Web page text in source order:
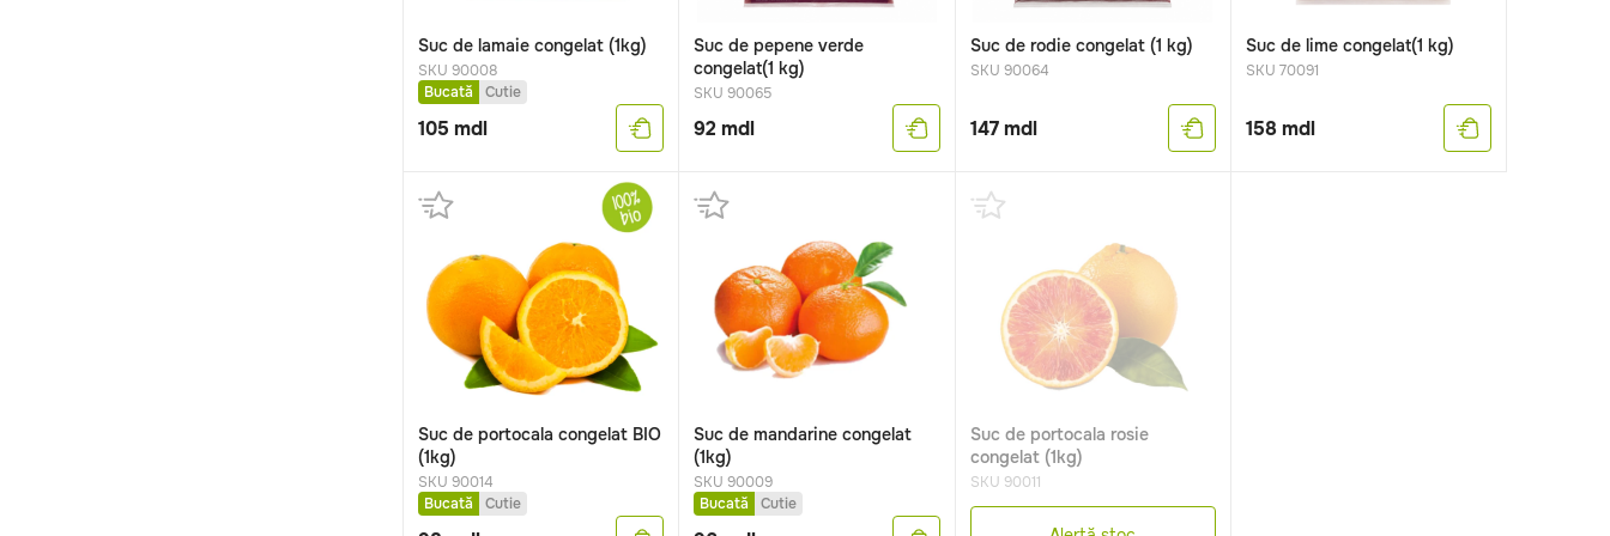
Suc de lamaie congelat (1kg)
SKU 90008
Bucată
Cutie
105 mdl
Suc de pepene verde
congelat(1 kg)
SKU 90065
92 mdl
Suc de rodie congelat (1 kg)
SKU 90064
147mdl
Suc de lime congelat(1 kg)
SKU 70091
158mdl
Suc de portocala congelat BIO
(1kg)
SKU 90014
Bucată
Cutie
Suc de mandarine congelat
(1kg)
SKU 90009
Bucată
Cutie
Suc de portocala rosie
congelat (1kg)
SKU 90011